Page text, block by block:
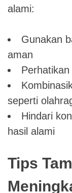
alami:
Gunakan
aman
seperti
Hindari
hasil alami
Tips